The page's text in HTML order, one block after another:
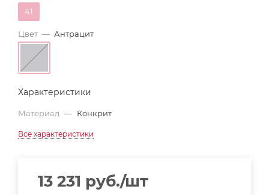
41
Цвет — Антрацит
Характеристики
Материал — Конкрит
Все характеристики
13 231 руб./шт